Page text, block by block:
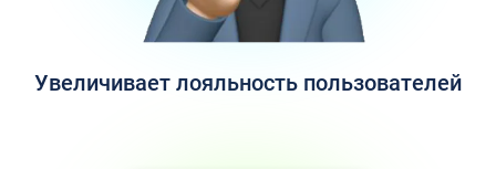
Увеличивает лояльность пользователей